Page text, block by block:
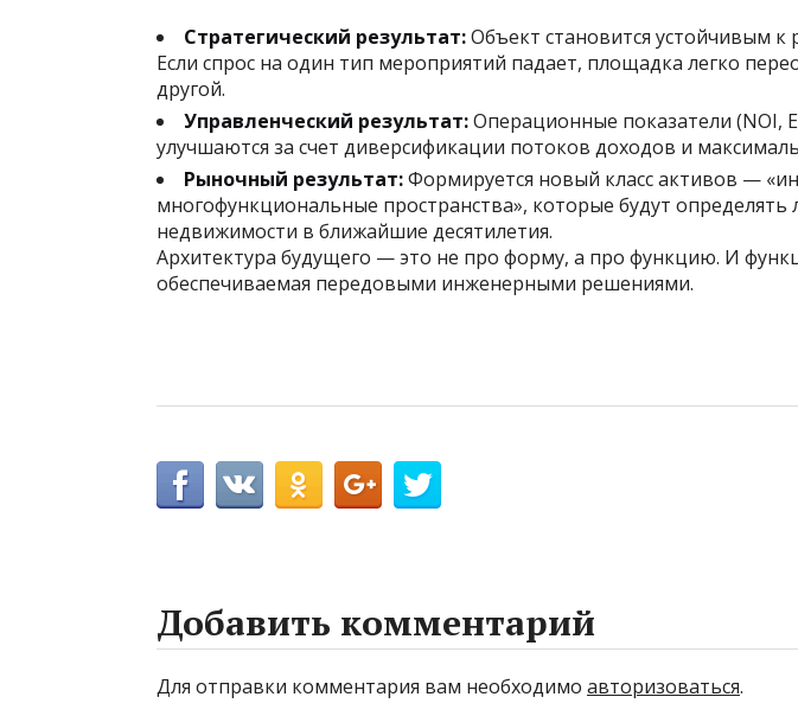
Стратегический результат:Объект становится устойчивым
Если спрос на один тип мероприятий падает, площадка легко
другой.
Управленческий результат:Операционные показатели (NOI,
улучшаются за счет диверсификации потоков доходов и
Рыночный результат:Формируется новый класс активов —
многофункциональные пространства», которые будут
недвижимости в ближайшие десятилетия.
Архитектура будущего — это не про форму, а про функцию. И
обеспечиваемая передовыми инженерными решениями.
Добавить комментарий
Для отправки комментария вам необходимо авторизоваться.